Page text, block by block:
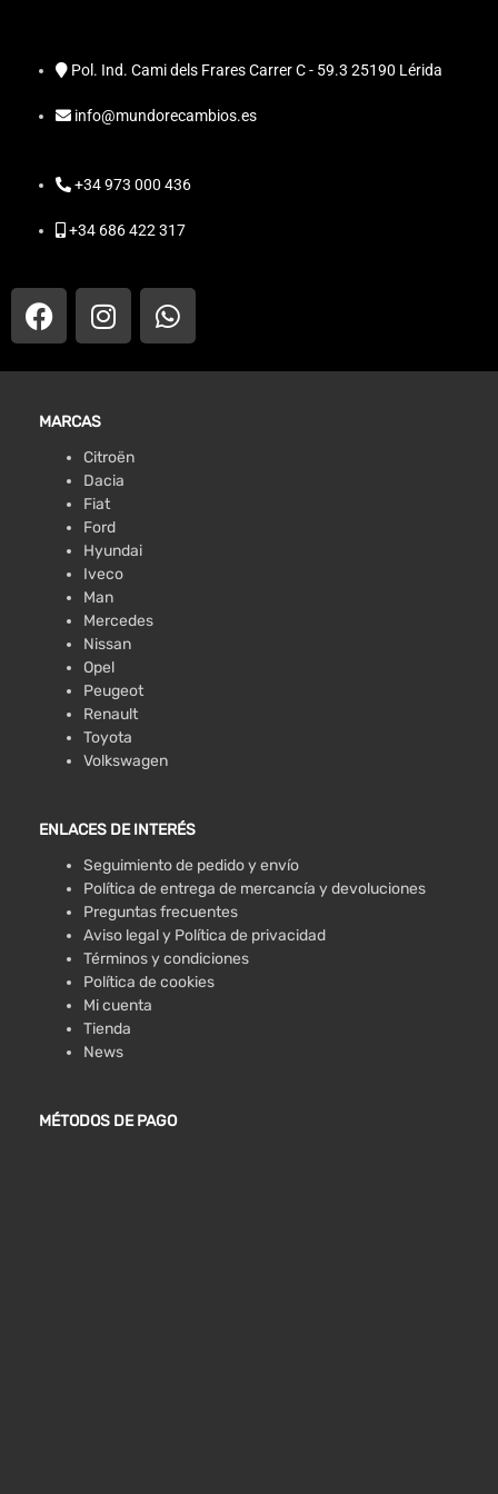
Pol. Ind. Cami dels Frares Carrer C - 59.3 25190 Lérida
info@mundorecambios.es
+34 973 000 436
+34 686 422 317
MARCAS
Citroën
Dacia
Fiat
Ford
Hyundai
Iveco
Man
Mercedes
Nissan
Opel
Peugeot
Renault
Toyota
Volkswagen
ENLACES DE INTERÉS
Seguimiento de pedido y envío
Política de entrega de mercancía y devoluciones
Preguntas frecuentes
Aviso legal y Política de privacidad
Términos y condiciones
Política de cookies
Mi cuenta
Tienda
News
MÉTODOS DE PAGO